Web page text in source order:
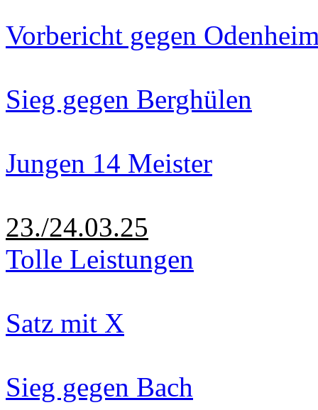
Vorbericht gegen
Sieg gegen Berghülen
Jungen 14 Meister
23./24.03.25
Tolle Leistungen
Satz mit X
Sieg gegen Bach